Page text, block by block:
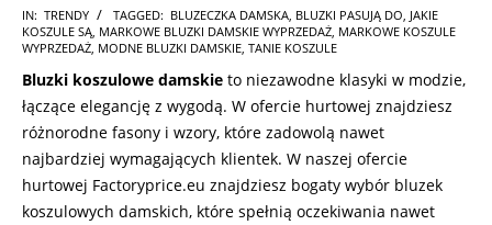
2025-
10-
IN: TRENDY TAGGED: BLUZECZKA DAMSKA BLUZKI PASUJĄ DO JAKIE
KOSZULE SĄ MARKOWE BLUZKI DAMSKIE WYPRZEDAŻ MARKOWE KOSZULE
WYPRZEDAŻ MODNE BLUZKI DAMSKIE TANIE KOSZULE
Bluzki koszulowe damskie to niezawodne klasyki w modzie,
łączące elegancję z wygodą. W ofercie hurtowej znajdziesz
różnorodne fasony i wzory, które zadowolą nawet
najbardziej wymagających klientek. W naszej ofercie
hurtowej Factoryprice.eu znajdziesz bogaty wybór bluzek
koszulowych damskich, które spełnią oczekiwania nawet